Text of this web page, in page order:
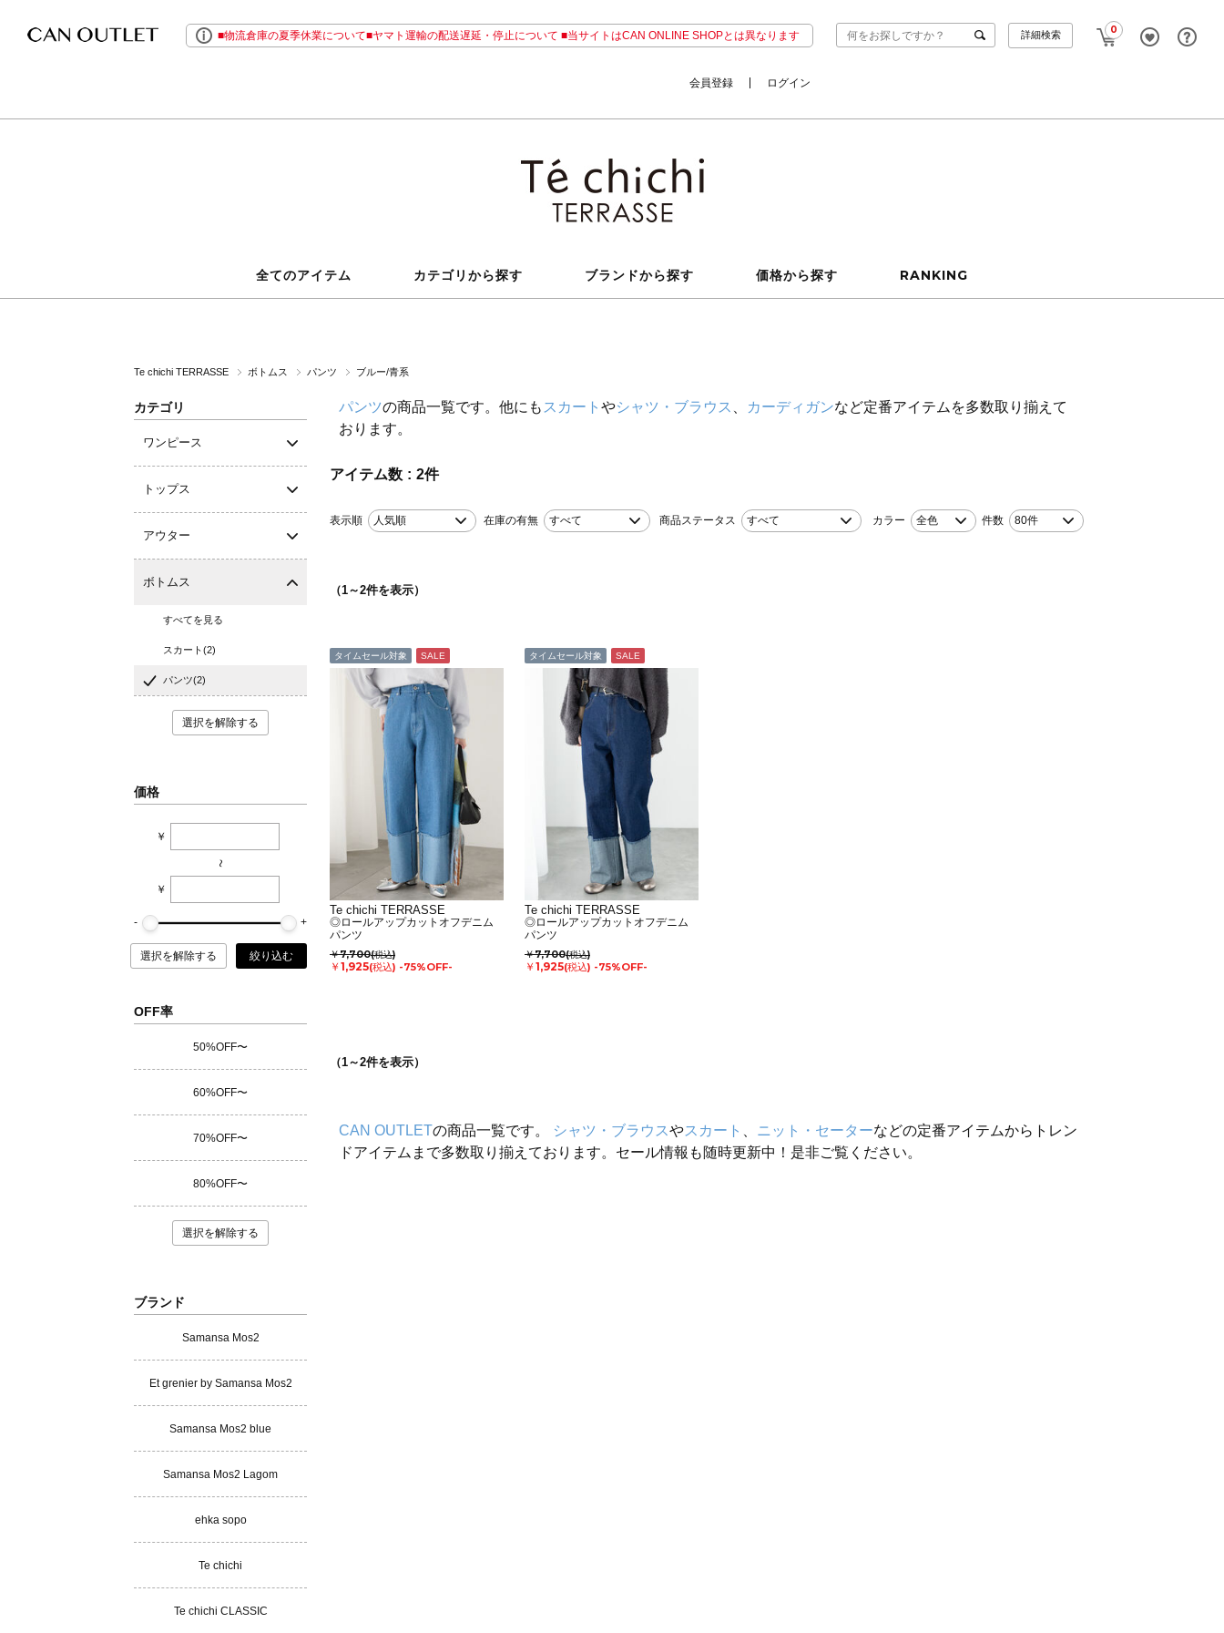
■物流倉庫の夏季休業について■ヤマト運輸の配送遅延・停止について ■当サイトはCAN ONLINE SHOPとは異なります 0
詳細検索
会員登録 ログイン
全てのアイテム カテゴリから探す ブランドから探す 価格から探す RANKING
Te chichi TERRASSE ボトムス パンツ ブルー/青系
カテゴリ
ワンピース
トップス
アウター
ボトムス
すべてを見る
スカート(2)
パンツ(2)
選択を解除する
価格
￥
~
￥
選択を解除する 絞り込む
OFF率
50%OFF〜
60%OFF〜
70%OFF〜
80%OFF〜
選択を解除する
ブランド
Samansa Mos2
Et grenier by Samansa Mos2
Samansa Mos2 blue
Samansa Mos2 Lagom
ehka sopo
Te chichi
Te chichi CLASSIC
パンツの商品一覧です。他にも スカート やシャツ・ブラウス カーディガンなど定番アイテムを多数取り揃えて
おります。
アイテム数 2件
表示順 人気順 在庫の有無 すべて 商品ステータス すべて カラー 全色 件数 80件
（1～2件を表示）
タイムセール対象 SALE
Te chichi TERRASSE
◎ロールアップカットオフデニム
パンツ
￥7,700(税込)
￥1,925(税込) -75%OFF-
タイムセール対象 SALE
Te chichi TERRASSE
◎ロールアップカットオフデニム
パンツ
￥7,700(税込)
￥1,925(税込) -75%OFF-
（1～2件を表示）
CAN OUTLETの商品一覧です。 シャツ・ブラウスやスカート ニット・セーターなどの定番アイテムからトレン
ドアイテムまで多数取り揃えております。セール情報も随時更新中！是非ご覧ください。